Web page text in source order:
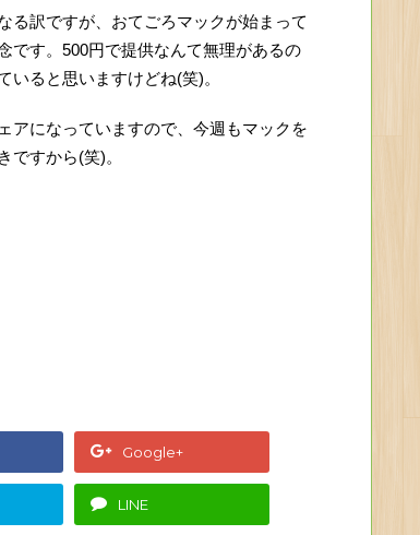
る訳ですが、おてごろマックが始まって
です。500円で提供なんて無理があるの
ると思いますけどね(笑)。
アになっていますので、今週もマックを
ですから(笑)。
Google+
LINE